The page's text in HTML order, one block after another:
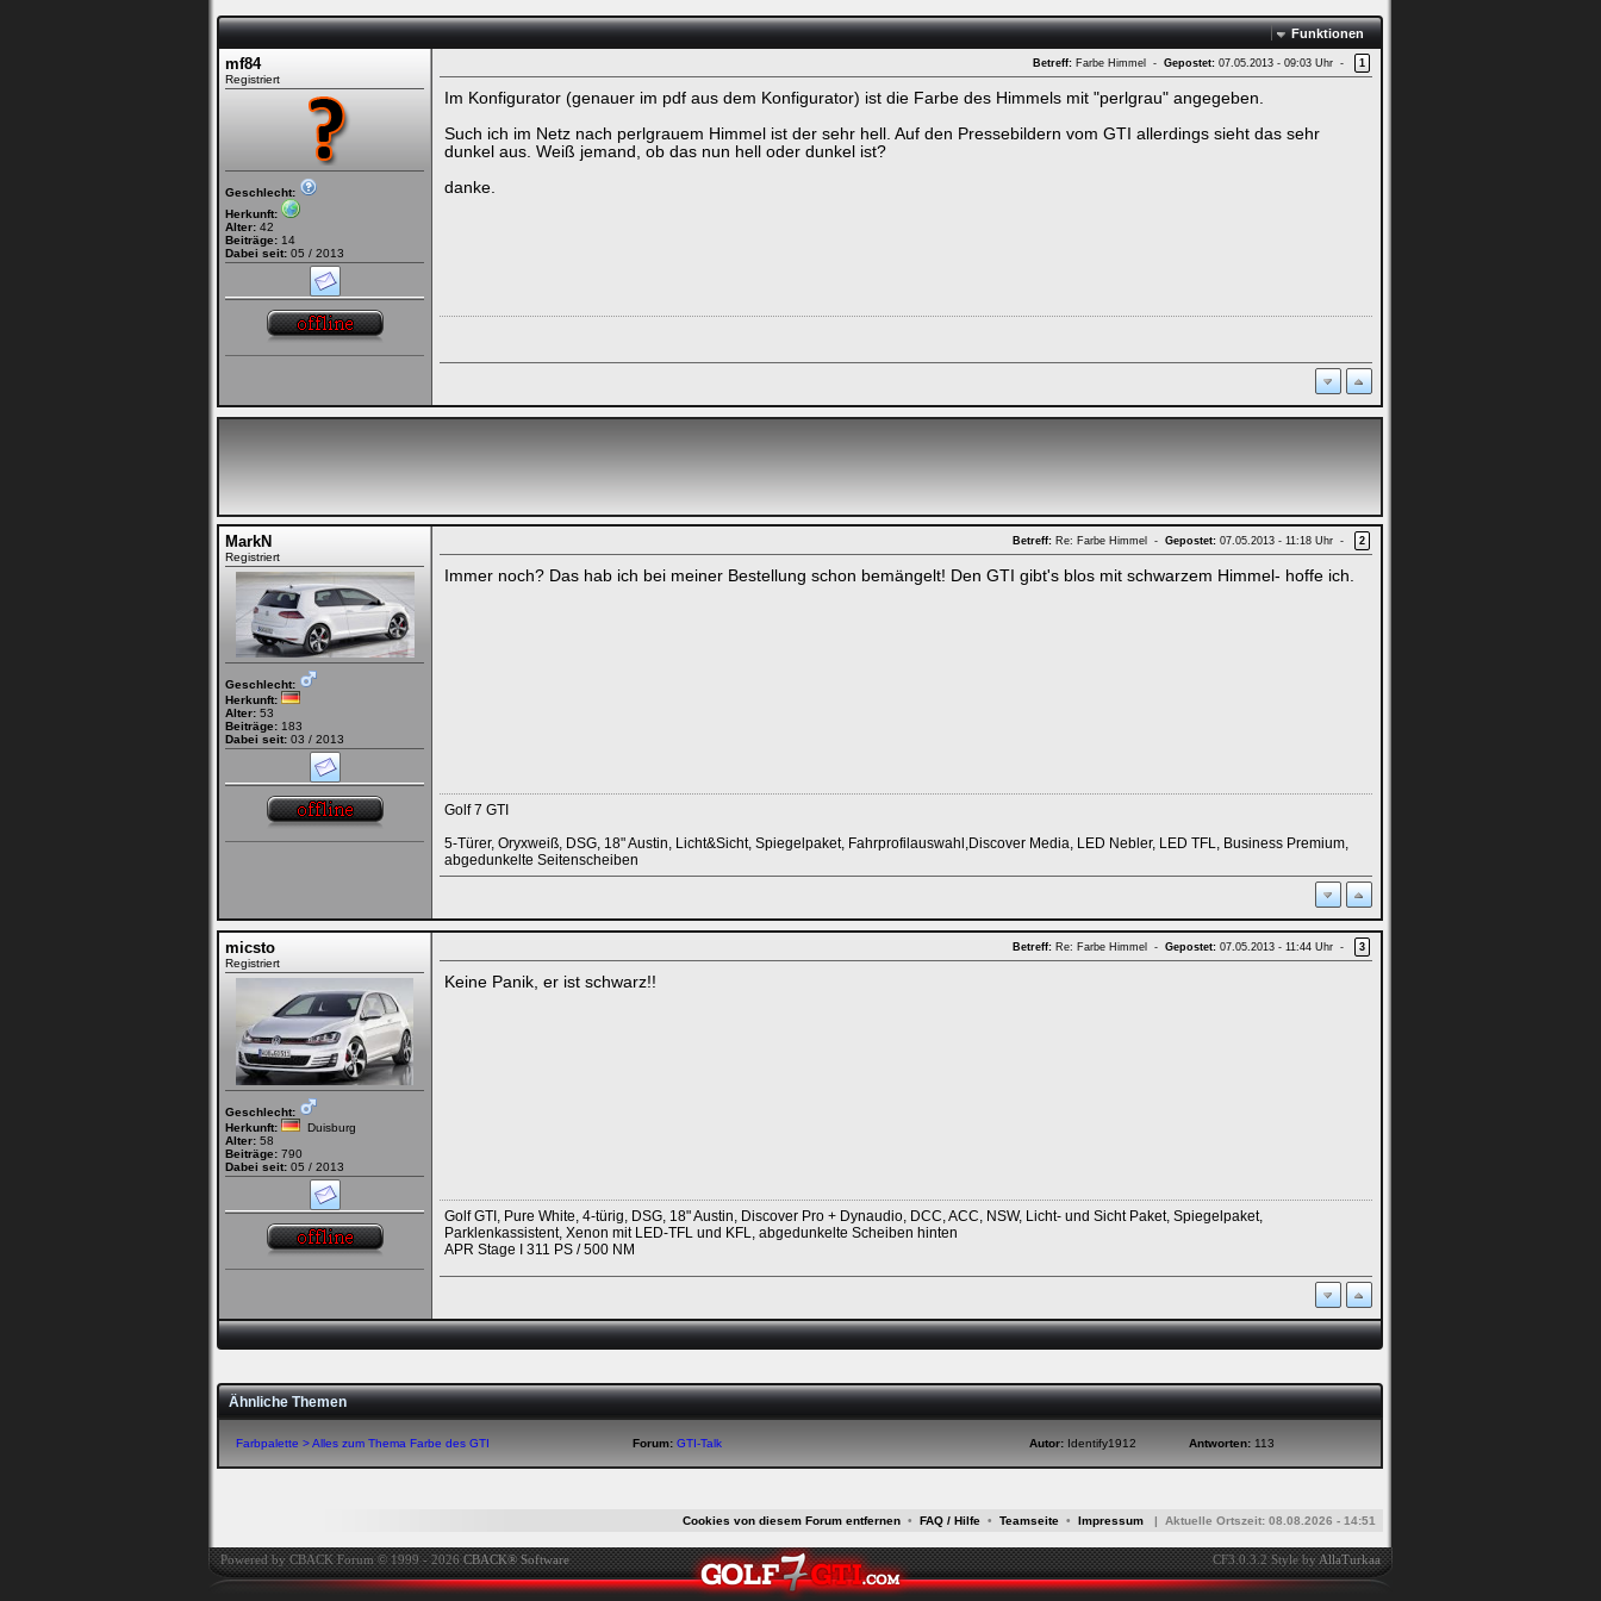
Bei jedem Besuch
Ich habe mein Passwort
Funktionen
mf84
Registriert
Geschlecht:
Herkunft:
Alter: 42
Beiträge: 14
Dabei seit: 05 / 2013
Betreff: Farbe Himmel - Gepostet: 07.05.2013 - 09:03 Uhr - 1
Im Konfigurator (genauer im pdf aus dem Konfigurator) ist die Farbe des Himmels mit "perlgrau" angegeben.
Such ich im Netz nach perlgrauem Himmel ist der sehr hell. Auf den Pressebildern vom GTI allerdings sieht das sehr
dunkel aus. Weiß jemand, ob das nun hell oder dunkel ist?
danke.
MarkN
Registriert
Geschlecht:
Herkunft:
Alter: 53
Beiträge: 183
Dabei seit: 03 / 2013
Betreff: Re: Farbe Himmel - Gepostet: 07.05.2013 - 11:18 Uhr - 2
Immer noch? Das hab ich bei meiner Bestellung schon bemängelt! Den GTI gibt's blos mit schwarzem Himmel- hoffe ich.
Golf 7 GTI
5-Türer, Oryxweiß, DSG, 18" Austin, Licht&Sicht, Spiegelpaket, Fahrprofilauswahl,Discover Media, LED Nebler, LED TFL, Business Premium,
abgedunkelte Seitenscheiben
micsto
Registriert
Geschlecht:
Herkunft:
Duisburg
Alter: 58
Beiträge: 790
Dabei seit: 05 / 2013
Betreff: Re: Farbe Himmel - Gepostet: 07.05.2013 - 11:44 Uhr - 3
Keine Panik, er ist schwarz!!
Golf GTI, Pure White, 4-türig, DSG, 18" Austin, Discover Pro + Dynaudio, DCC, ACC, NSW, Licht- und Sicht Paket, Spiegelpaket,
Parklenkassistent, Xenon mit LED-TFL und KFL, abgedunkelte Scheiben hinten
APR Stage I 311 PS / 500 NM
Ähnliche Themen
Farbpalette > Alles zum Thema Farbe des GTI Forum: GTI-Talk Autor: Identify1912 Antworten: 113
Cookies von diesem Forum entfernen • FAQ / Hilfe • Teamseite • Impressum | Aktuelle Ortszeit: 08.08.2026 - 14:51
Powered by CBACK Forum © 1999 - 2026CBACK® Software CF3.0.3.2 Style byAllaTurkaa